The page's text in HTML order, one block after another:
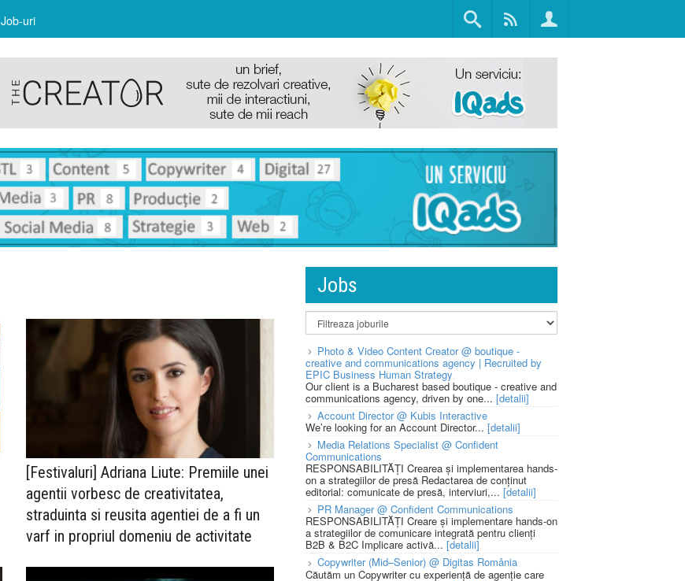
Job-uri
[Festivaluri] Adriana Liute: Premiile unei
agentii vorbesc de creativitatea,
straduinta si reusita agentiei de a fi un
varf in propriul domeniu de activitate
Jobs
Photo & Video Content Creator @ boutique -
creative and communications agency | Recruited by
EPIC Business Human Strategy
Our client is a Bucharest based boutique - creative and
communications agency, driven by one... [detalii]
Account Director @ Kubis Interactive
We’re looking for an Account Director... [detalii]
Media Relations Specialist @ Confident
Communications
RESPONSABILITĂȚI Crearea și implementarea hands-
on a strategiilor de presă Redactarea de conținut
editorial: comunicate de presă, interviuri,... [detalii]
PR Manager @ Confident Communications
RESPONSABILITĂȚI Creare și implementare hands-on
a strategiilor de comunicare integrată pentru clienți
B2B & B2C Implicare activă... [detalii]
Copywriter (Mid–Senior) @ Digitas România
Căutăm un Copywriter cu experiență de agenție care